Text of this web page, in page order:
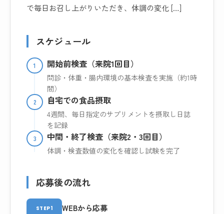
で毎日お召し上がりいただき、体調の変化 […]
スケジュール
1 開始前検査（来院1回目）
問診・体重・腸内環境の基本検査を実施（約1時
間）
2 自宅での食品摂取
4週間、毎日指定のサプリメントを摂取し日誌
を記録
3 中間・終了検査（来院2・3回目）
体調・検査数値の変化を確認し試験を完了
応募後の流れ
STEP1 WEBから応募